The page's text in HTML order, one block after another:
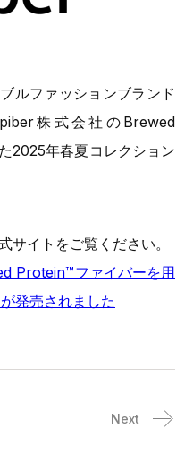
ルファッションブランド
株式会社のBrewed
2025年春夏コレクション
イトをご覧ください。
Protein™ファイバーを用
発売されました
Next